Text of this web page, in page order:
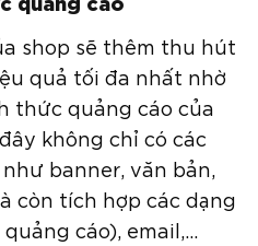
shop sẽ thêm thu hút
quả tối đa nhất nhờ
thức quảng cáo của
không chỉ có các
banner, văn bản,
còn tích hợp các dạng
cáo), email,…